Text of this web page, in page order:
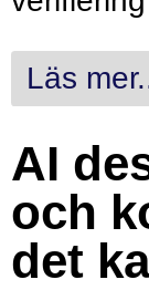
Läs
AI
och
det